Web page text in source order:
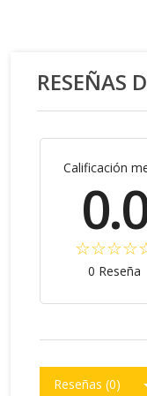
RESEÑAS
Calificación
0.0
0 Reseña
Reseñas (0)